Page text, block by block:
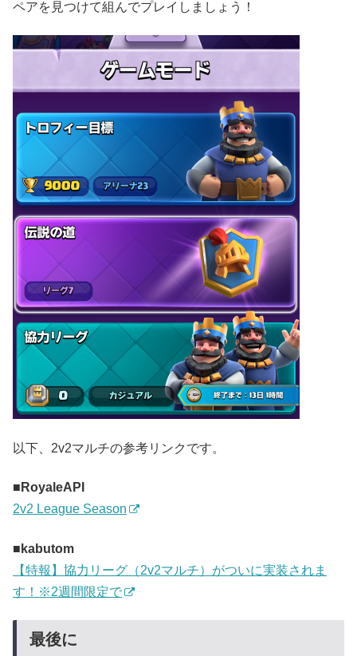
ペアを見つけて組んでプレイしましょう！
以下、2v2マルチの参考リンクです。
■RoyaleAPI
2v2 League Season
■kabutom
【特報】協力リーグ（2v2マルチ）がついに実装されま
す！※2週間限定で
最後に